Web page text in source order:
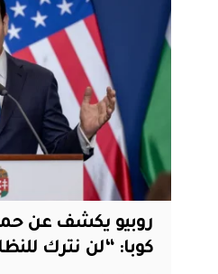
روبيو يكشف عن
كوبا: “لن نترك